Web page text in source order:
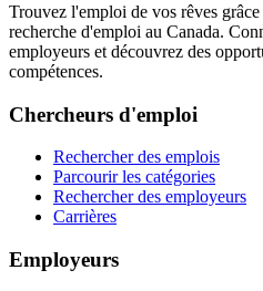
Trouvez l'emploi de vos rêves
recherche d'emploi au Canada.
employeurs et découvrez des
compétences.
Chercheurs d'emploi
Rechercher des emplois
Parcourir les catégories
Rechercher des employeurs
Carrières
Employeurs